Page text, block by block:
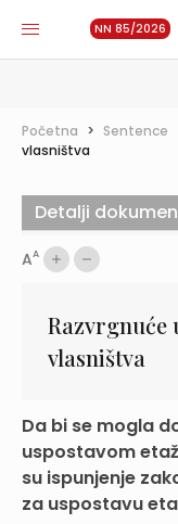
NN 85/2026
Početna > Sentence
vlasništva
AA
Razvrgnuće
vlasništva
Da bi se mogla
uspostavom
su ispunjenje
za uspostavu
Detalji